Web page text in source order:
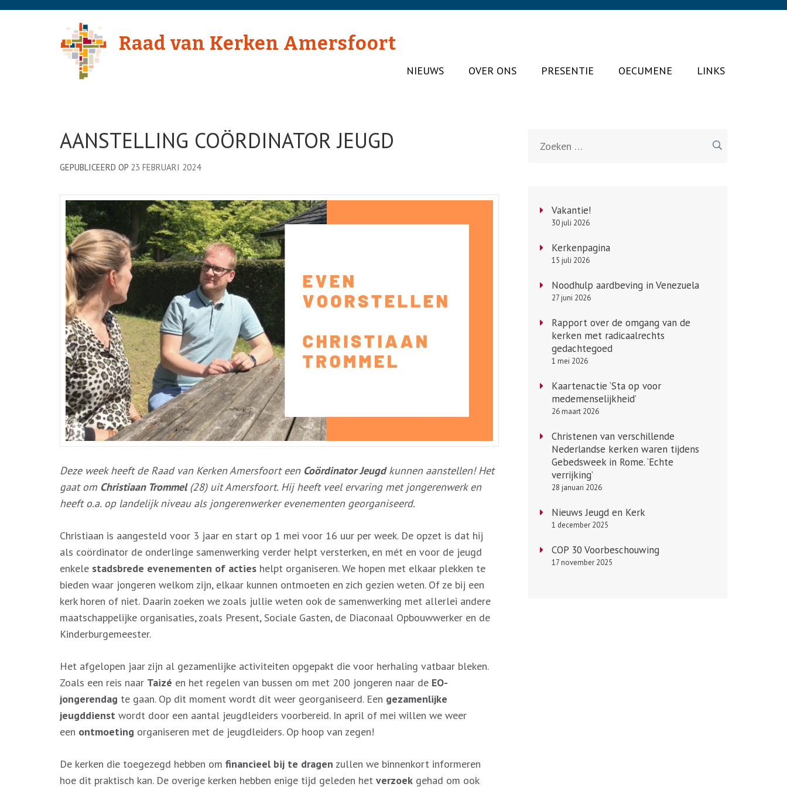
Skip
Raad van Kerken Amersfoort
NIEUWS OVER ONS PRESENTIE OECUMENE LINKS
AANSTELLING COÖRDINATOR JEUGD
GEPUBLICEERD OP 23 FEBRUARI 2024
Deze week heeft de Raad van Kerken Amersfoort een Coördinator Jeugdkunnen aanstellen! Het
gaat om Christiaan Trommel(28) uit Amersfoort. Hij heeft veel ervaring met jongerenwerk en
heeft o.a. op landelijk niveau als jongerenwerker evenementen georganiseerd.
Christiaan is aangesteld voor 3 jaar en start op 1 mei voor 16 uur per week. De opzet is dat hij
als coördinator de onderlinge samenwerking verder helpt versterken, en mét en voor de jeugd
enkele stadsbrede evenementen of acties helpt organiseren. We hopen met elkaar plekken te
bieden waar jongeren welkom zijn, elkaar kunnen ontmoeten en zich gezien weten. Of ze bij een
kerk horen of niet. Daarin zoeken we zoals jullie weten ook de samenwerking met allerlei andere
maatschappelijke organisaties, zoals Present, Sociale Gasten, de Diaconaal Opbouwwerker en de
Kinderburgemeester.
Het afgelopen jaar zijn al gezamenlijke activiteiten opgepakt die voor herhaling vatbaar bleken.
Zoals een reis naar Taizé en het regelen van bussen om met 200 jongeren naar de EO-
jongerendag te gaan. Op dit moment wordt dit weer georganiseerd. Een gezamenlijke
jeugddienst wordt door een aantal jeugdleiders voorbereid. In april of mei willen we weer
een ontmoeting organiseren met de jeugdleiders. Op hoop van zegen!
De kerken die toegezegd hebben om financieel bij te dragen zullen we binnenkort informeren
hoe dit praktisch kan. De overige kerken hebben enige tijd geleden het verzoek gehad om ook
Vakantie!
30 juli 2026
Kerkenpagina
15 juli 2026
Noodhulp aardbeving in Venezuela
27 juni 2026
Rapport over de omgang van de
kerken met radicaalrechts
gedachtegoed
1 mei 2026
Kaartenactie ‘Sta op voor
medemenselijkheid’
26 maart 2026
Christenen van verschillende
Nederlandse kerken waren tijdens
Gebedsweek in Rome. ‘Echte
verrijking’
28 januari 2026
Nieuws Jeugd en Kerk
1 december 2025
COP 30 Voorbeschouwing
17 november 2025